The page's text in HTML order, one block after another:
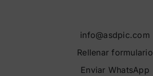
info@asdpic.com
Rellenar formulario
Enviar WhatsApp